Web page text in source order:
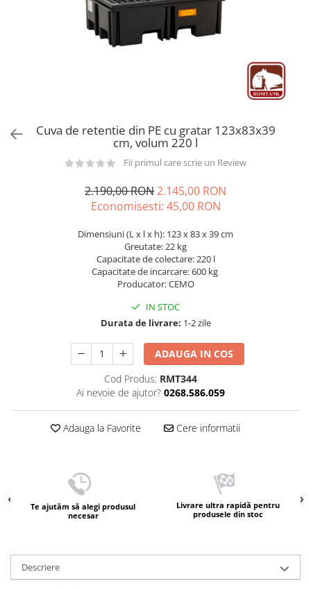
Rezervoare stationare supraterane
Cuva de retentie din PE cu gratar 123x83x39
cm, volum 220 l
Fii primul care scrie un Review
2.190,00 RON2.145,00 RON
Economisesti: 45,00 RON
Dimensiuni (L x l x h): 123 x 83 x 39 cm
Greutate: 22 kg
Capacitate de colectare: 220 l
Capacitate de incarcare: 600 kg
Producator: CEMO
IN STOC
Durata de livrare: 1-2 zile
ADAUGA IN COS
Cod Produs: RMT344
Ai nevoie de ajutor? 0268.586.059
Adauga la Favorite Cere informatii
Te ajutăm să alegi produsul
necesar
Livrare ultra rapidă pentru
produsele din stoc
Descriere